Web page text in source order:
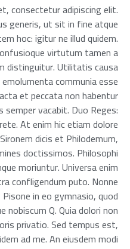
consectetur adipiscing elit.
generis, ut sit in fine atque
hoc: igitur ne illud quidem.
virtutum tamen a
distinguitur. Utilitatis causa
communia esse
et peccata non habentur
vacabit. Duo Reges:
At enim hic etiam dolore.
dicis et Philodemum,
doctissimos. Philosophi
moriuntur. Universa enim
confligendum puto. Nonne
in eo gymnasio, quod
Q. Quia dolori non
privatio. Sed tempus est,
ad me. An eiusdem modi?